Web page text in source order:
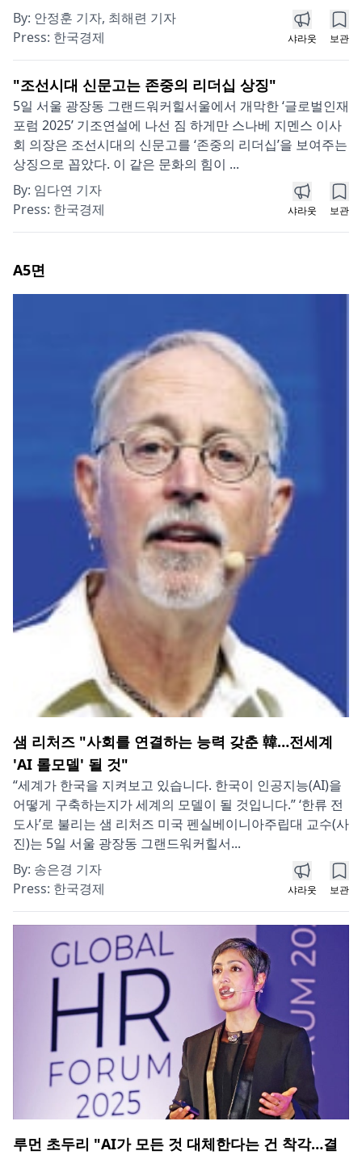
By: 안정훈 기자, 최해련 기자
Press: 한국경제 샤라웃 보관
"조선시대 신문고는 존중의 리더십 상징"
5일 서울 광장동 그랜드워커힐서울에서 개막한 ‘글로벌인재
포럼 2025’ 기조연설에 나선 짐 하게만 스나베 지멘스 이사
회 의장은 조선시대의 신문고를 ‘존중의 리더십’을 보여주는
상징으로 꼽았다. 이 같은 문화의 힘이 ...
By: 임다연 기자
Press: 한국경제 샤라웃 보관
A5면
샘 리처즈 "사회를 연결하는 능력 갖춘 韓…전세계
'AI 롤모델' 될 것"
“세계가 한국을 지켜보고 있습니다. 한국이 인공지능(AI)을
어떻게 구축하는지가 세계의 모델이 될 것입니다.” ‘한류 전
도사’로 불리는 샘 리처즈 미국 펜실베이니아주립대 교수(사
진)는 5일 서울 광장동 그랜드워커힐서...
By: 송은경 기자
Press: 한국경제 샤라웃 보관
루먼 초두리 "AI가 모든 것 대체한다는 건 착각…결